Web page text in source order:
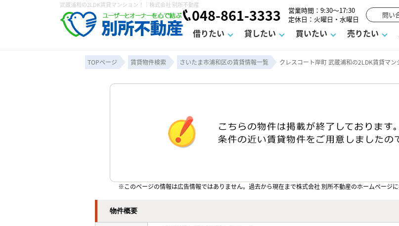
武蔵浦和の2LDK賃貸マンション！｜株式会社 別所不動産
048-861-3333
営業時間：9:30～17:30
定休日：火曜日・水曜日
問い
借りたい
賃貸契約までの流れ よくある質問 不動産用語
貸したい
賃貸法律相談室
買いたい 売りたい
諸費用 仲介と買取の違い 必要な書類
カスタマーハラスメントに対する基本方針
TOPページ 賃貸物件検索 さいたま市浦和区の賃貸情報一覧 クレスコート岸町 武蔵浦和の2LDK賃貸マン
※このページの情報は広告情報ではありません。過去から現在まで株式会社 別所不動産のホームぺージ
物件概要